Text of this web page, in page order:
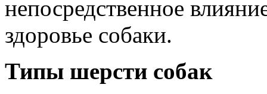
непосредственное
здоровье собаки.
Типы шерсти собак